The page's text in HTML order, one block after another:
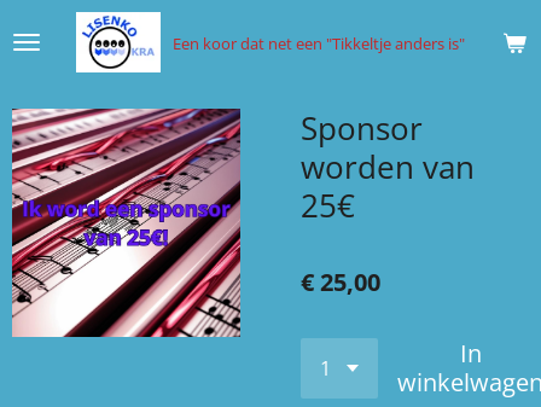
direct
de
hoofdinhoud
Een koordat net een "Tikkeltje anders is"
Sponsor
worden van
25€
€ 25,00
In